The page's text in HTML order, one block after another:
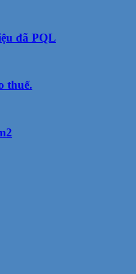
đã PQL
thuế.